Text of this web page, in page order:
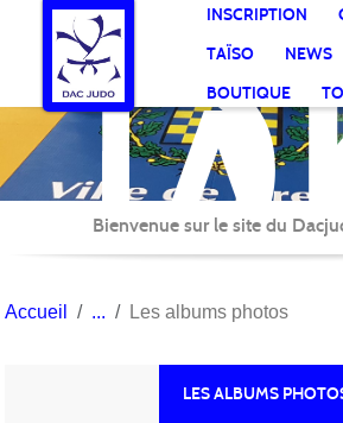
INSCRIPTION
TAÏSO
NEWS
BOUTIQUE
Bienvenue sur le site du
Accueil Les albums photos
LES ALBUMS
Panneau de gestion des cookies